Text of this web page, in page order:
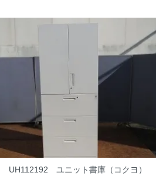
UH112192 ユニット書庫（コクヨ）